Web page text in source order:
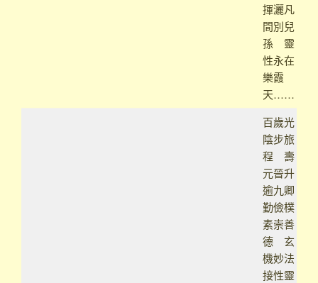
揮灑凡
間別兒
孫 靈
性永在
樂霞
天……
百歲光
陰步旅
程 壽
元晉升
逾九卿
勤儉樸
素崇善
德 玄
機妙法
接性靈